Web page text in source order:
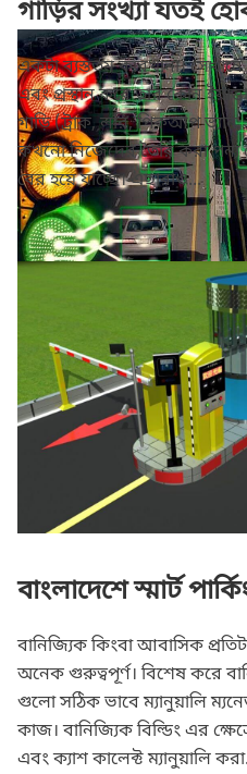
কৃত্রিম বুদ্ধিমত্তা
গাড়ির সংখ্যা যতই
একটা ব্যস্ততম কারখানা।
এবং প্রস্থান করে তার কোন
গাড়ি (ট্রাক, লরি, পিকআপ ভ্যান,
কখনো নিজেদের তৈরি করা পন্য
বের হয়ে যাচ্ছে। এছারাও...
বাংলাদেশে স্মার্ট
বানিজ্যিক কিংবা আবাসিক
অনেক গুরুত্বপূর্ণ। বিশেষ করে
গুলো সঠিক ভাবে ম্যানুয়ালি
কাজ। বানিজ্যিক বিল্ডিং এর
এবং ক্যাশ কালেক্ট ম্যানুয়ালি